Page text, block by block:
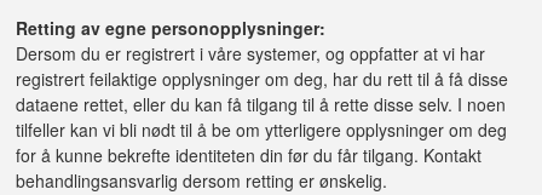
Retting av egne personopplysninger:
Dersom du er registrert i våre systemer, og oppfatter at vi har
registrert feilaktige opplysninger om deg, har du rett til å få disse
dataene rettet, eller du kan få tilgang til å rette disse selv. I noen
tilfeller kan vi bli nødt til å be om ytterligere opplysninger om deg
for å kunne bekrefte identiteten din før du får tilgang. Kontakt
behandlingsansvarlig dersom retting er ønskelig.